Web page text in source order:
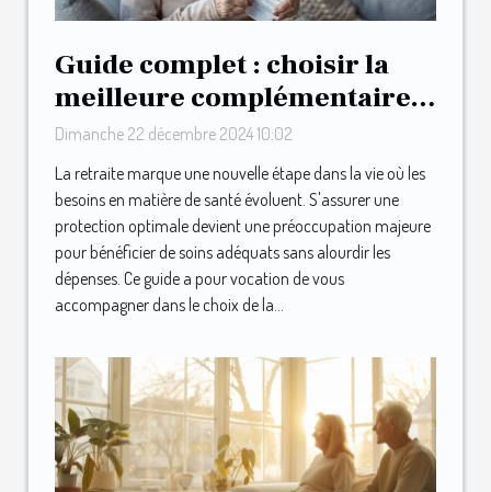
Guide complet : choisir la
meilleure complémentaire
santé après la retraite
Dimanche 22 décembre 2024 10:02
La retraite marque une nouvelle étape dans la vie où les
besoins en matière de santé évoluent. S'assurer une
protection optimale devient une préoccupation majeure
pour bénéficier de soins adéquats sans alourdir les
dépenses. Ce guide a pour vocation de vous
accompagner dans le choix de la...